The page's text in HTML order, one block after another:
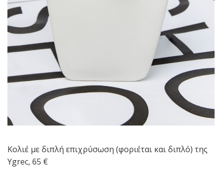
Κολιέ με διπλή επιχρύσωση (φοριέται και διπλό) της
Ygrec, 65 €